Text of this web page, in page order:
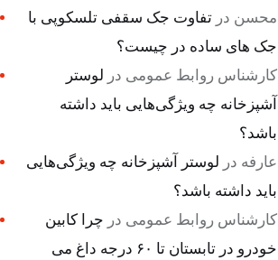
محسن در تفاوت جک سقفی تلسکوپی با
جک های ساده در چیست؟
کارشناس روابط عمومی در لوستر
آشپزخانه چه ویژگی‌هایی باید داشته
باشد؟
عارفه در لوستر آشپزخانه چه ویژگی‌هایی
باید داشته باشد؟
کارشناس روابط عمومی در چرا کابین
خودرو در تابستان تا ۶۰ درجه داغ می